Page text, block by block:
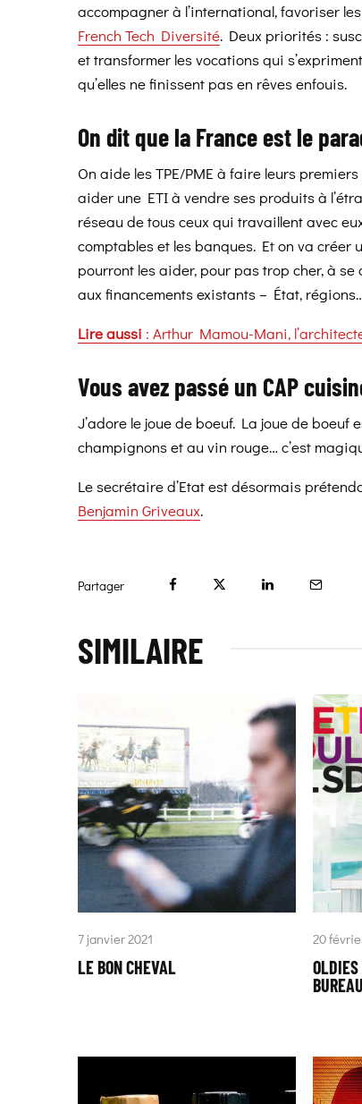
accompagner à l’international, favoriser
French Tech Diversité. Deux priorités :
et transformer les vocations qui
qu’elles ne finissent pas en rêves enfouis.
On dit que la France est le
On aide les TPE/PME à faire leurs
aider une ETI à vendre ses produits à
réseau de tous ceux qui travaillent avec
comptables et les banques. Et on va
pourront les aider, pour pas trop cher, à
aux financements existants – État,
Lire aussi : Arthur Mamou-Mani,
Vous avez passé un CAP
J’adore le joue de boeuf. La joue de
champignons et au vin rouge… c’est
Le secrétaire d’Etat est désormais
Benjamin Griveaux.
Partager
SIMILAIRE
7 janvier 2021
LE BON CHEVAL
20